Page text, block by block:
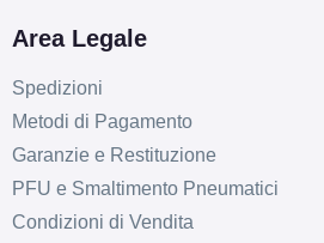
Area Legale
Spedizioni
Metodi di Pagamento
Garanzie e Restituzione
PFU e Smaltimento Pneumatici
Condizioni di Vendita